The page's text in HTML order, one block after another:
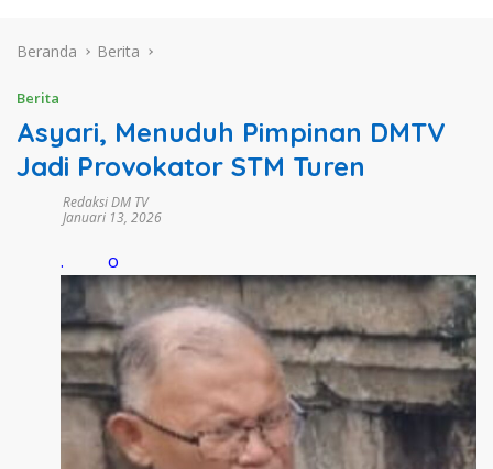
Beranda Berita
Berita
Asyari, Menuduh Pimpinan DMTV
Jadi Provokator STM Turen
Redaksi DM TV
Januari 13, 2026
. o